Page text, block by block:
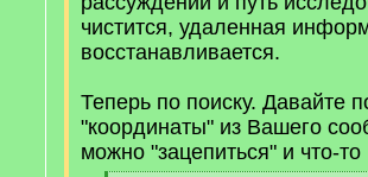
чистится, удаленная
восстанавливается.
Теперь по поиску. Давайте
"координаты" из Вашего
можно "зацепиться" и что-то